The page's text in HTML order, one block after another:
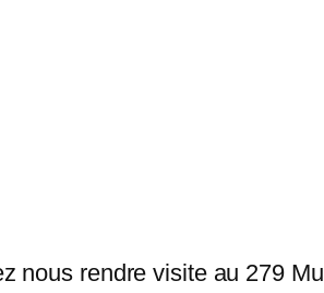
nous rendre visite au 279